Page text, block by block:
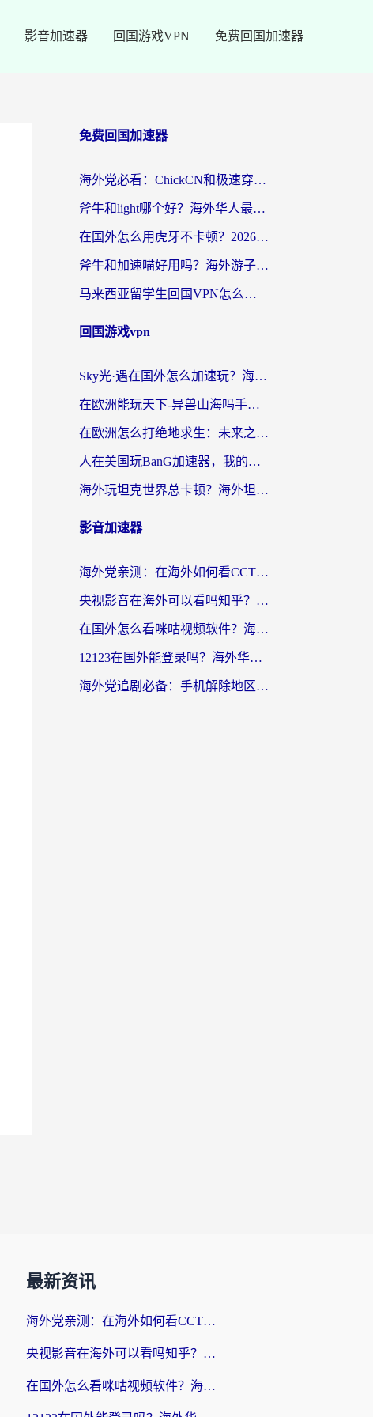
影音加速器 回国游戏VPN 免费回国加速器
免费回国加速器
海外党必看：ChickCN和极速穿梭VPN好用吗？3招教你选对回国加速器无缝刷国内资源
斧牛和light哪个好？海外华人最关心的回国加速器选择难题，一篇讲透
在国外怎么用虎牙不卡顿？2026海外华人亲测有效的回国加速器选择指南
斧牛和加速喵好用吗？海外游子的真实选择困境
马来西亚留学生回国VPN怎么选？3个避坑点+1款实测好用的加速器推荐
回国游戏vpn
Sky光·遇在国外怎么加速玩？海外党亲测有效的国服游戏加速指南
在欧洲能玩天下-异兽山海吗手游？海外玩家的加速器生存指南
在欧洲怎么打绝地求生：未来之役不卡？留学生亲测的加速器避坑指南
人在美国玩BanG加速器，我的延迟终于绿了
海外玩坦克世界总卡顿？海外坦克世界加速器有哪些？实测好用的选择在这里
影音加速器
海外党亲测：在海外如何看CCTV？告别“仅限大陆播放”的实用指南
央视影音在海外可以看吗知乎？留学生亲测：3步解决地域限制+追剧自由
在国外怎么看咪咕视频软件？海外党亲测有效的回国加速方案
12123在国外能登录吗？海外华人必看的回国加速实用指南
海外党追剧必备：手机解除地区限制app怎么选？解决央视视频&国内剧地区限制全指南
最新资讯
海外党亲测：在海外如何看CCTV？告别“仅限大陆播放”的实用指南
央视影音在海外可以看吗知乎？留学生亲测：3步解决地域限制+追剧自由
在国外怎么看咪咕视频软件？海外党亲测有效的回国加速方案